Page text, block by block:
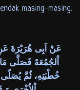
masing-masing.
عَنْ اَبِى هُرَيْرَةَ
اْلجُمُعَةَ فَصَلَّى
خُطْبَتِهِ، ثُمَّ يُصَلّى